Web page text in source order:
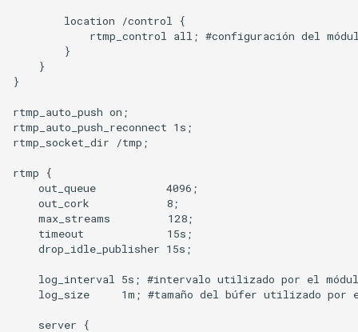
        location /control {
rtmp_control all; #configuración del
        }
    }
}
rtmp_auto_push on;
rtmp_auto_push_reconnect 1s;
rtmp_socket_dir /tmp;
rtmp {
    out_queue           4096;
    out_cork            8;
    max_streams         128;
    timeout             15s;
    drop_idle_publisher 15s;
log_interval 5s; #intervalo utilizado por el
log_size     1m; #tamaño del búfer utilizado por
    server {